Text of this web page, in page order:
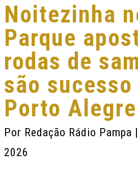
Noitezinha
Parque
rodas de
são sucesso
Porto Alegre
Por Redação Rádio Pampa
2026